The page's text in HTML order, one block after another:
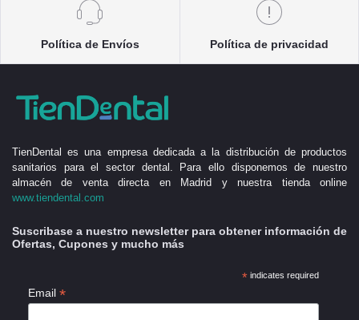
Política de Envíos Política de privacidad
TienDental es una empresa dedicada a la distribución de productos
sanitarios para el sector dental. Para ello disponemos de nuestro
almacén de venta directa en Madrid y nuestra tienda online
www.tiendental.com
Suscribase a nuestro newsletter para obtener información de
Ofertas, Cupones y mucho más
*indicates required
Email *